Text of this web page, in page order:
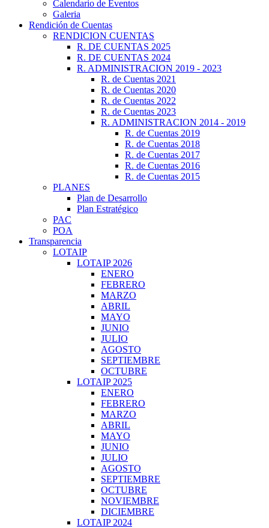
Calendario de Eventos
Galeria
Rendición de Cuentas
RENDICION CUENTAS
R. DE CUENTAS 2025
R. DE CUENTAS 2024
R. ADMINISTRACION 2019 - 2023
R. de Cuentas 2021
R. de Cuentas 2020
R. de Cuentas 2022
R. de Cuentas 2023
R. ADMINISTRACION 2014 - 2019
R. de Cuentas 2019
R. de Cuentas 2018
R. de Cuentas 2017
R. de Cuentas 2016
R. de Cuentas 2015
PLANES
Plan de Desarrollo
Plan Estratégico
PAC
POA
Transparencia
LOTAIP
LOTAIP 2026
ENERO
FEBRERO
MARZO
ABRIL
MAYO
JUNIO
JULIO
AGOSTO
SEPTIEMBRE
OCTUBRE
LOTAIP 2025
ENERO
FEBRERO
MARZO
ABRIL
MAYO
JUNIO
JULIO
AGOSTO
SEPTIEMBRE
OCTUBRE
NOVIEMBRE
DICIEMBRE
LOTAIP 2024